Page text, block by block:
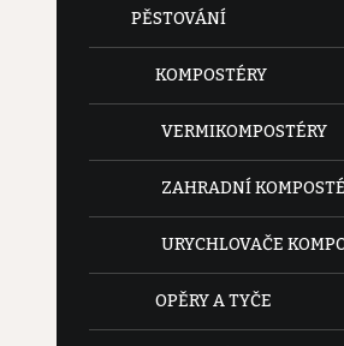
PĚSTOVÁNÍ
KOMPOSTÉRY
VERMIKOMPOSTÉRY
ZAHRADNÍ
URYCHLOVAČE
OPĚRY A TYČE